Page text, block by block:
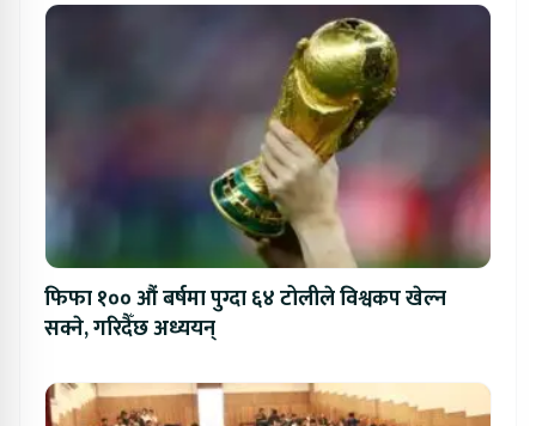
फिफा १०० औं बर्षमा पुग्दा ६४ टोलीले विश्वकप खेल्न
सक्ने, गरिदैँछ अध्ययन्